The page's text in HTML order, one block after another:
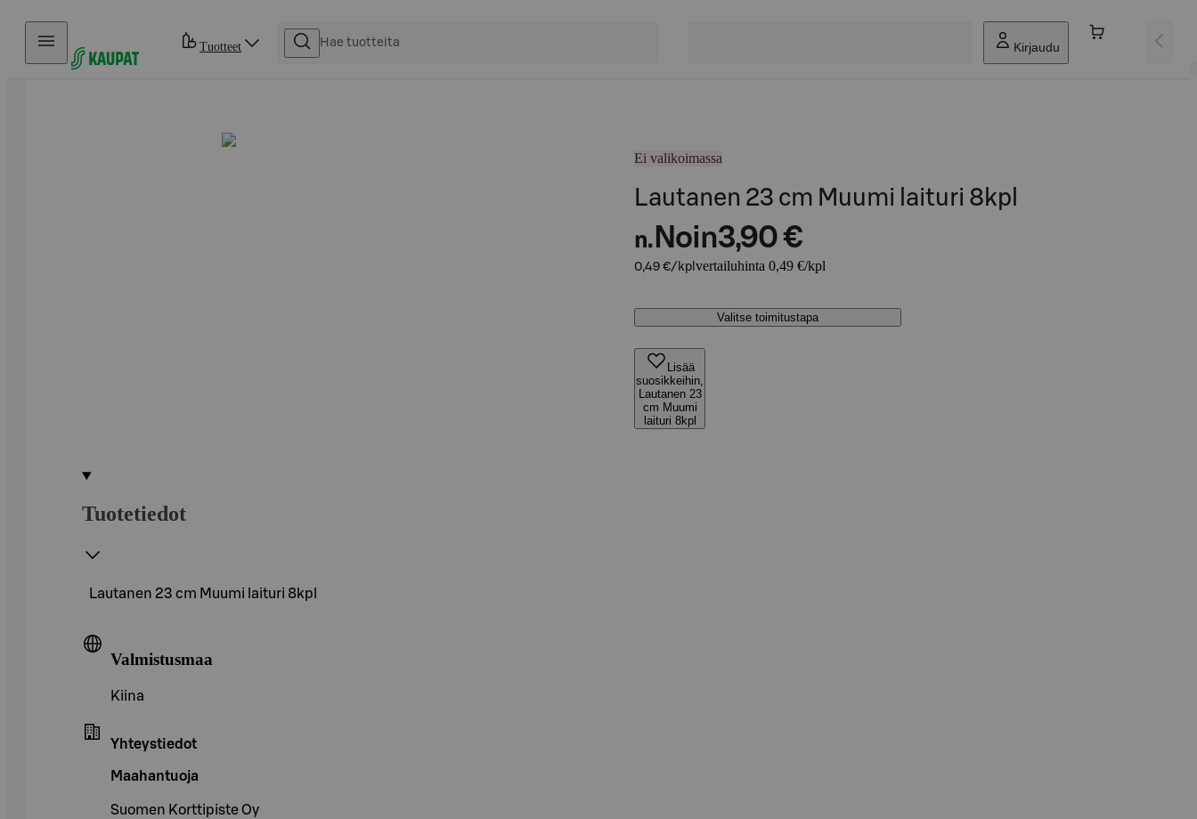
Hyppää sisältöön
Tuotteet Kirjaudu
Ei valikoimassa
Lautanen 23 cm Muumi laituri 8kpl
n. Noin3,90 €
0,49 €/kpl vertailuhinta 0,49 €/kpl
Valitse toimitustapa
Lisää
suosikkeihin,
Lautanen 23
cm Muumi
laituri 8kpl
Tuotetiedot
Lautanen 23 cm Muumi laituri 8kpl
Valmistusmaa
Kiina
Yhteystiedot
Maahantuoja
Suomen Korttipiste Oy